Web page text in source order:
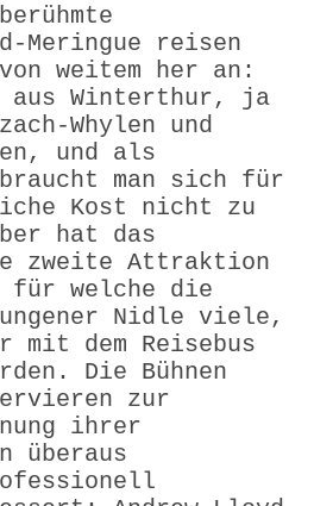
Meringue reisen
weitem her an:
aus Winterthur, ja
Whylen und
und als
man sich für
Kost nicht zu
hat das
zweite Attraktion
für welche die
Nidle viele,
dem Reisebus
Die Bühnen
zur
ihrer
überaus